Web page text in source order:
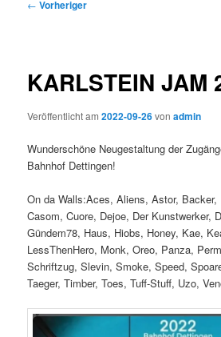
← Vorheriger
KARLSTEIN JAM
Veröffentlicht am2022-09-26vonadmin
Wunderschöne Neugestaltung der
Bahnhof Dettingen!
On da Walls:Aces, Aliens, Astor,
Casom, Cuore, Dejoe, Der Kunstwerker,
Gündem78, Haus, Hiobs, Honey, Kae,
LessThenHero, Monk, Oreo, Panza,
Schriftzug, Slevin, Smoke, Speed,
Taeger, Timber, Toes, Tuff-Stuff, Uzo,